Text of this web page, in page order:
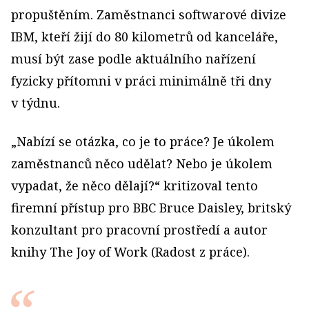
propuštěním. Zaměstnanci softwarové divize
IBM, kteří žijí do 80 kilometrů od kanceláře,
musí být zase podle aktuálního nařízení
fyzicky přítomni v práci minimálně tři dny
v týdnu.
„Nabízí se otázka, co je to práce? Je úkolem
zaměstnanců něco udělat? Nebo je úkolem
vypadat, že něco dělají?“ kritizoval tento
firemní přístup pro BBC Bruce Daisley, britský
konzultant pro pracovní prostředí a autor
knihy The Joy of Work (Radost z práce).